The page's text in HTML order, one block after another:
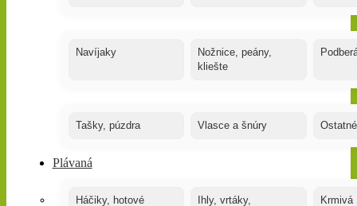
Navíjaky
Nožnice, peány,
kliešte
Tašky, púzdra Vlasce a šnúry
Plávaná
Háčiky, hotové
Ihly, vrtáky,
Krmivá